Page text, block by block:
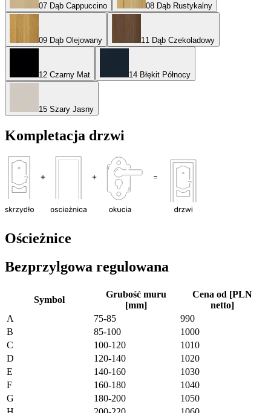
07 Dąb Cappuccino 08 Dąb Rustykalny
09 Dąb Olejowany 11 Dąb Czekoladowy
12 Czarny Mat 14 Błękit Północy
15 Szary Jasny
Kompletacja drzwi
Ościeżnice
Bezprzylgowa regulowana
Symbol
Grubość muru
[mm]
Cena od [PLN
netto]
A
75-85
990
B
85-100
1000
C
100-120
1010
D
120-140
1020
E
140-160
1030
F
160-180
1040
G
180-200
1050